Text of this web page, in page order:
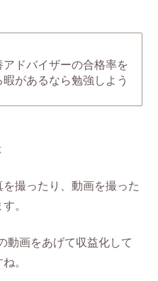
アドバイザーの合格率を
があるなら勉強しよう
撮ったり、動画を撮った
。
動画をあげて収益化して
。